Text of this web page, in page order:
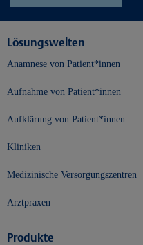
Lösungswelten
Anamnese von Patient*innen
Aufnahme von Patient*innen
Aufklärung von Patient*innen
Kliniken
Medizinische Versorgungszentren
Arztpraxen
Produkte